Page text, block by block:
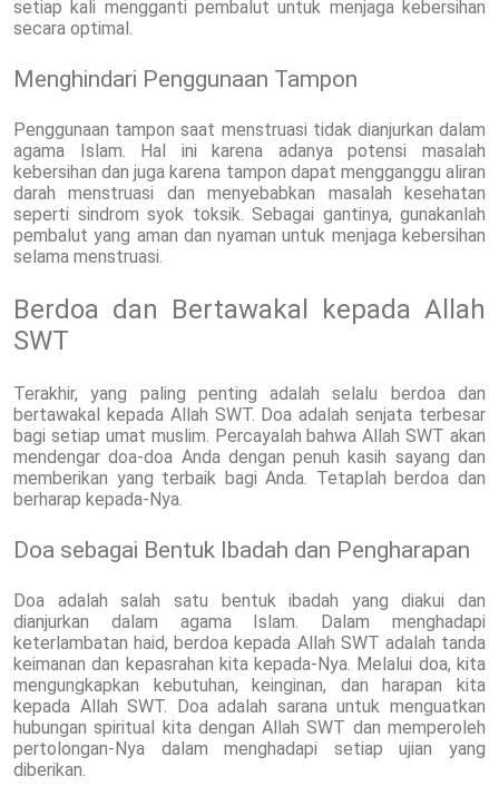
setiap kali mengganti pembalut untuk menjaga kebersihan
secara optimal.
Menghindari Penggunaan Tampon
Penggunaan tampon saat menstruasi tidak dianjurkan dalam
agama Islam. Hal ini karena adanya potensi masalah
kebersihan dan juga karena tampon dapat mengganggu aliran
darah menstruasi dan menyebabkan masalah kesehatan
seperti sindrom syok toksik. Sebagai gantinya, gunakanlah
pembalut yang aman dan nyaman untuk menjaga kebersihan
selama menstruasi.
Berdoa dan Bertawakal kepada Allah
SWT
Terakhir, yang paling penting adalah selalu berdoa dan
bertawakal kepada Allah SWT. Doa adalah senjata terbesar
bagi setiap umat muslim. Percayalah bahwa Allah SWT akan
mendengar doa-doa Anda dengan penuh kasih sayang dan
memberikan yang terbaik bagi Anda. Tetaplah berdoa dan
berharap kepada-Nya.
Doa sebagai Bentuk Ibadah dan Pengharapan
Doa adalah salah satu bentuk ibadah yang diakui dan
dianjurkan dalam agama Islam. Dalam menghadapi
keterlambatan haid, berdoa kepada Allah SWT adalah tanda
keimanan dan kepasrahan kita kepada-Nya. Melalui doa, kita
mengungkapkan kebutuhan, keinginan, dan harapan kita
kepada Allah SWT. Doa adalah sarana untuk menguatkan
hubungan spiritual kita dengan Allah SWT dan memperoleh
pertolongan-Nya dalam menghadapi setiap ujian yang
diberikan.